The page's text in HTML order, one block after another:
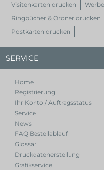
Visitenkarten drucken
Ringbücher & Ordner drucken
Postkarten drucken
SERVICE
Home
Registrierung
Ihr Konto / Auftragsstatus
Service
News
FAQ Bestellablauf
Glossar
Druckdatenerstellung
Grafikservice